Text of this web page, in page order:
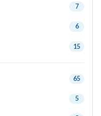
7
6
15
65
5